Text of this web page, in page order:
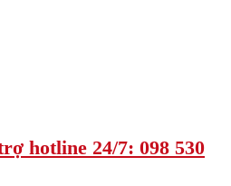
hotline 24/7: 098 530